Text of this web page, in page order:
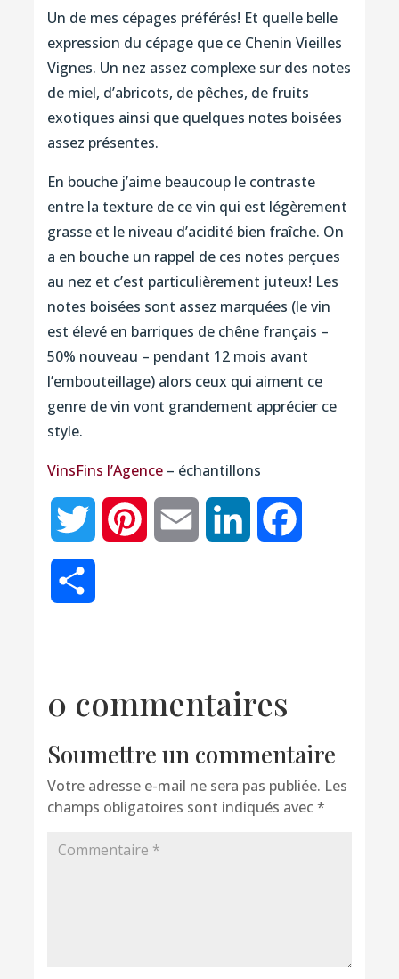
Un de mes cépages préférés! Et quelle belle
expression du cépage que ce Chenin Vieilles
Vignes. Un nez assez complexe sur des notes
de miel, d’abricots, de pêches, de fruits
exotiques ainsi que quelques notes boisées
assez présentes.
En bouche j’aime beaucoup le contraste
entre la texture de ce vin qui est légèrement
grasse et le niveau d’acidité bien fraîche. On
a en bouche un rappel de ces notes perçues
au nez et c’est particulièrement juteux! Les
notes boisées sont assez marquées (le vin
est élevé en barriques de chêne français –
50% nouveau – pendant 12 mois avant
l’embouteillage) alors ceux qui aiment ce
genre de vin vont grandement apprécier ce
style.
VinsFins l’Agence– échantillons
Twitter Pinterest Email LinkedIn
0 commentaires
Soumettre un commentaire
Votre adresse e-mail ne sera pas publiée. Les
champs obligatoires sont indiqués avec*